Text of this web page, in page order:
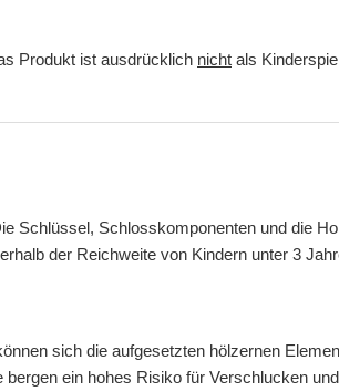
Produkt ist ausdrücklich nicht als
Schlüssel, Schlosskomponenten und die
der Reichweite von Kindern unter 3
sich die aufgesetzten hölzernen
ein hohes Risiko für Verschlucken